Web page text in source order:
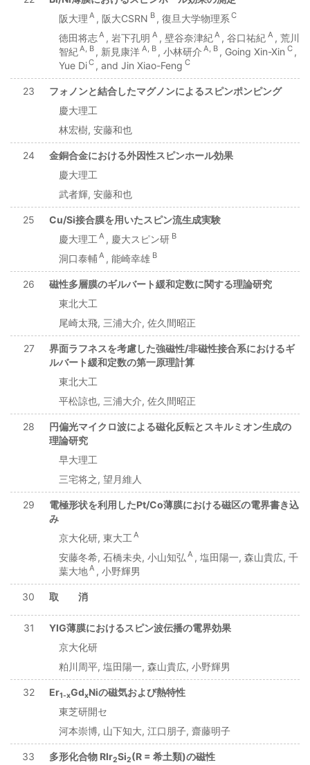
阪大理 A , 阪大CSRN B , 復旦大学物理系 C
徳田将志A , 岩下孔明 A , 壁谷奈津紀A , 谷口祐紀 A , 荒川
智紀A, B , 新見康洋 A, B , 小林研介 A, B , Going Xin-Xin C ,
Yue DiC , and Jin Xiao-Feng C
23
フォノンと結合したマグノンによるスピンポンピング
慶大理工
林宏樹, 安藤和也
24
金銅合金における外因性スピンホール効果
慶大理工
武者輝, 安藤和也
25
Cu/Si接合膜を用いたスピン流⽣成実験
慶大理工 A , 慶大スピン研 B
洞口泰輔 A , 能崎幸雄 B
26
磁性多層膜のギルバート緩和定数に関する理論研究
東北大工
尾崎太飛, 三浦大介, 佐久間昭正
27
界面ラフネスを考慮した強磁性/非磁性接合系におけるギ
ルバート緩和定数の第一原理計算
東北大工
平松諒也, 三浦大介, 佐久間昭正
28
円偏光マイクロ波による磁化反転とスキルミオン生成の
理論研究
早大理工
三宅将之, 望月維人
29
電極形状を利用したPt/Co薄膜における磁区の電界書き込
み
京大化研, 東大工 A
安藤冬希, 石橋未央, 小山知弘 A , 塩田陽一, 森山貴広, 千
葉大地A , 小野輝男
30 取 消
31
YIG薄膜におけるスピン波伝播の電界効果
京大化研
粕川周平, 塩田陽一, 森山貴広, 小野輝男
32 Er1-xGdxNiの磁気および熱特性
東芝研開セ
河本崇博, 山下知大, 江口朋子, 齋藤明子
33 多形化合物 RIr2Si2(R = 希土類)の磁性